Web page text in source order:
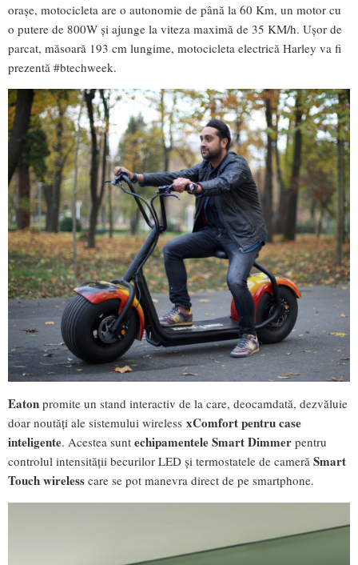
orașe, motocicleta are o autonomie de până la 60 Km, un motor cu
o putere de 800W și ajunge la viteza maximă de 35 KM/h. Ușor de
parcat, măsoară 193 cm lungime, motocicleta electrică Harley va fi
prezentă #btechweek.
Eaton promite un stand interactiv de la care, deocamdată, dezvăluie
doar noutăți ale sistemului wireless xComfort pentru case
inteligente. Acestea sunt echipamentele Smart Dimmer pentru
controlul intensității becurilor LED și termostatele de cameră Smart
Touch wireless care se pot manevra direct de pe smartphone.